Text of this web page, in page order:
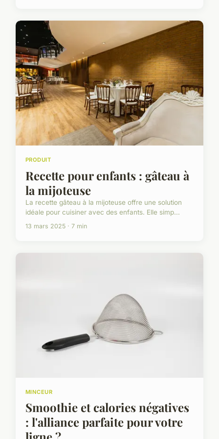
PRODUIT
Recette pour enfants : gâteau à
la mijoteuse
La recette gâteau à la mijoteuse offre une solution
idéale pour cuisiner avec des enfants. Elle simp...
13 mars 2025 · 7 min
MINCEUR
Smoothie et calories négatives
: l'alliance parfaite pour votre